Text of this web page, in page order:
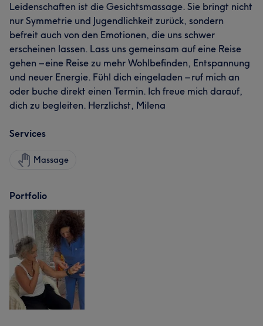
Leidenschaften ist die Gesichtsmassage. Sie bringt nicht
nur Symmetrie und Jugendlichkeit zurück, sondern
befreit auch von den Emotionen, die uns schwer
erscheinen lassen. Lass uns gemeinsam auf eine Reise
gehen – eine Reise zu mehr Wohlbefinden, Entspannung
und neuer Energie. Fühl dich eingeladen – ruf mich an
oder buche direkt einen Termin. Ich freue mich darauf,
dich zu begleiten. Herzlichst, Milena
Services
Massage
Portfolio